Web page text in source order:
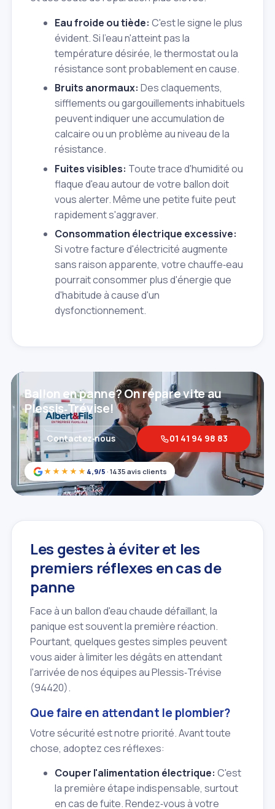
Eau froide ou tiède: C'est le signe le plus
évident. Si l'eau n'atteint pas la
température désirée, le thermostat ou la
résistance sont probablement en cause.
Bruits anormaux: Des claquements,
sifflements ou gargouillements inhabituels
peuvent indiquer une accumulation de
calcaire ou un problème au niveau de la
résistance.
Fuites visibles: Toute trace d'humidité ou
flaque d'eau autour de votre ballon doit
vous alerter. Même une petite fuite peut
rapidement s'aggraver.
Consommation électrique excessive:
Si votre facture d'électricité augmente
sans raison apparente, votre chauffe‑eau
pourrait consommer plus d'énergie que
d'habitude à cause d'un
dysfonctionnement.
★★★★★ 4,9/5 · 1435 avis clients
Ballon en panne? On répare vite au
Plessis‑Trévise!
Contactez‑nous 01 41 94 98 83
Les gestes à éviter et les
premiers réflexes en cas de
panne
Face à un ballon d'eau chaude défaillant, la
panique est souvent la première réaction.
Pourtant, quelques gestes simples peuvent
vous aider à limiter les dégâts en attendant
l'arrivée de nos équipes au Plessis‑Trévise
(94420).
Que faire en attendant le plombier?
Votre sécurité est notre priorité. Avant toute
chose, adoptez ces réflexes:
Couper l'alimentation électrique: C'est
la première étape indispensable, surtout
en cas de fuite. Rendez‑vous à votre